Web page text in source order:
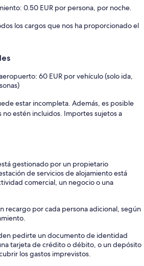
0.50 EUR por persona, por noche.
los cargos que nos ha proporcionado el
60 EUR por vehículo (solo ida,
estar incompleta. Además, es posible
no estén incluidos. Importes sujetos a
gestionado por un propietario
de servicios de alojamiento está
comercial, un negocio o una
recargo por cada persona adicional, según
pedirte un documento de identidad
tarjeta de crédito o débito, o un depósito
los gastos imprevistos.